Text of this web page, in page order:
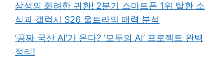
삼성의 화려한 귀환! 2분기 스마트폰 1위 탈환 소
식과 갤럭시 S26 울트라의 매력 분석
‘공짜 국산 AI’가 온다? ‘모두의 AI’ 프로젝트 완벽
정리!